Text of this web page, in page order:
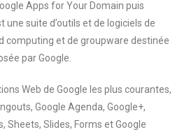
Apps for Your Domain puis
une suite d’outils et de logiciels de
computing et de groupware destinée
par Google.
Web de Google les plus courantes,
Google Agenda, Google+,
Sheets, Slides, Forms et Google